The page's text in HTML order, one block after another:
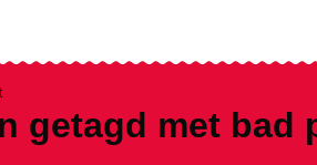
getagd met bad